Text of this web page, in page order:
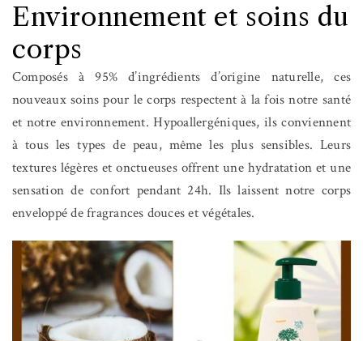
Environnement et soins du
corps
Composés à 95% d’ingrédients d’origine naturelle, ces
nouveaux soins pour le corps respectent à la fois notre santé
et notre environnement. Hypoallergéniques, ils conviennent
à tous les types de peau, même les plus sensibles. Leurs
textures légères et onctueuses offrent une hydratation et une
sensation de confort pendant 24h. Ils laissent notre corps
enveloppé de fragrances douces et végétales.